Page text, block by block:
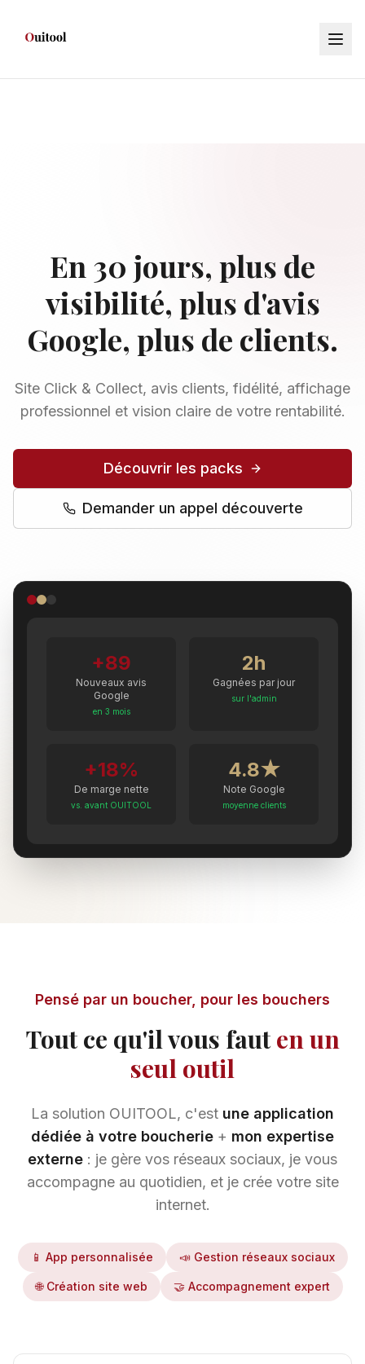
En 30 jours, plus de
visibilité, plus d'avis
Google, plus de clients.
Site Click & Collect, avis clients, fidélité, affichage
professionnel et vision claire de votre rentabilité.
Découvrir les packs
Demander un appel découverte
+89
Nouveaux avis
Google
en 3 mois
2h
Gagnées par jour
sur l'admin
+18%
De marge nette
vs. avant OUITOOL
4.8★
Note Google
moyenne clients
Pensé par un boucher, pour les bouchers
Tout ce qu'il vous faut en un
seul outil
La solution OUITOOL, c'est une application
dédiée à votre boucherie + mon expertise
externe : je gère vos réseaux sociaux, je vous
accompagne au quotidien, et je crée votre site
internet.
📱 App personnalisée 📣 Gestion réseaux sociaux
🌐 Création site web 🤝 Accompagnement expert